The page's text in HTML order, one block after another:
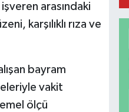
arasındaki
karşılıklı rıza ve
bayram
vakit
ölçü